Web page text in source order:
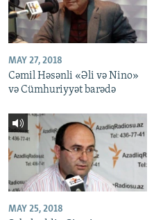
MAY 27, 2018
Cəmil Həsənli «Əli və Nino»
və Cümhuriyyət barədə
MAY 25, 2018